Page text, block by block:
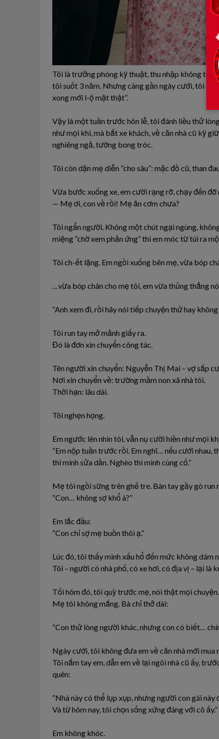
Tôi là trưởng phòng kỹ thuật, thu nhập không tệ.
tôi suốt 3 năm. Nhưng càng gần ngày cưới, tôi
xong mới l-ộ mặt thật”.
Vậy là một tuần trước hôn lễ, tôi đánh liều thử
như mọi khi, mà bắt xe khách, về căn nhà cũ kỹ
nghiêng ngả, tường bong tróc.
Tôi còn dặn mẹ diễn “cho sâu”: mặc đồ cũ, than
Vừa bước xuống xe, em cười rạng rỡ, chạy đến
— Mẹ ơi, con về rồi! Mẹ ăn cơm chưa?
Tôi ngẩn người. Không một chút ngại ngùng,
miệng “chờ xem phản ứng” thì em móc từ túi ra
Tôi ch-ết lặng. Em ngồi xuống bên mẹ, vừa bóp
…vừa bóp chân cho mẹ tôi, em vừa thủng thẳng
“Anh xem đi, rồi hãy nói tiếp chuyện thử hay không
Tôi run tay mở mảnh giấy ra.
Đó là đơn xin chuyển công tác.
Tên người xin chuyển: Nguyễn Thị Mai – vợ sắp
Nơi xin chuyển về: trường mầm non xã nhà tôi.
Thời hạn: lâu dài.
Tôi nghẹn họng.
Em ngước lên nhìn tôi, vẫn nụ cười hiền như mọi
“Em nộp tuần trước rồi. Em nghĩ… nếu cưới nhau,
thì mình sửa dần. Nghèo thì mình cùng cố.”
Mẹ tôi ngồi sững trên ghế tre. Bàn tay gầy gò run
“Con… không sợ khổ à?”
Em lắc đầu:
“Con chỉ sợ mẹ buồn thôi ạ.”
Lúc đó, tôi thấy mình xấu hổ đến mức không dám
Tôi – người có nhà phố, có xe hơi, có địa vị – lại là
Tối hôm đó, tôi quỳ trước mẹ, nói thật mọi chuyện.
Mẹ tôi không mắng. Bà chỉ thở dài:
“Con thử lòng người khác, nhưng con có biết…
Ngày cưới, tôi không đưa em về căn nhà mới mua
Tôi nắm tay em, dẫn em về lại ngôi nhà cũ ấy,
quên:
“Nhà này có thể lụp xụp, nhưng người con gái
Và từ hôm nay, tôi chọn sống xứng đáng với cô ấy.”
Em không khóc.